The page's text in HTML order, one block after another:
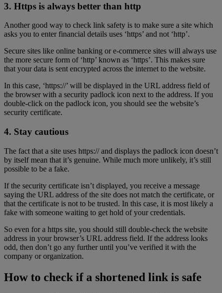
3. Https is always better than http
Another good way to check link safety is to make sure a site which
asks you to enter financial details uses ‘https’ and not ‘http’.
Secure sites like online banking or e-commerce sites will always use
the more secure form of ‘http’ known as ‘https’. This makes sure
that your data is sent encrypted across the internet to the website.
In this case, ‘https://’ will be displayed in the URL address field of
the browser with a security padlock icon next to the address. If you
double-click on the padlock icon, you should see the website’s
security certificate.
4. Stay cautious
The fact that a site uses https:// and displays the padlock icon doesn’t
by itself mean that it’s genuine. While much more unlikely, it’s still
possible to be a fake.
If the security certificate isn’t displayed, you receive a message
saying the URL address of the site does not match the certificate, or
that the certificate is not to be trusted. In this case, it is most likely a
fake with someone waiting to get hold of your credentials.
So even for a https site, you should still double-check the website
address in your browser’s URL address field. If the address looks
odd, then don’t go any further until you’ve verified it with the
company or organization.
How to check if a shortened link is safe